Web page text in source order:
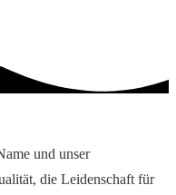
und unser
die Leidenschaft für